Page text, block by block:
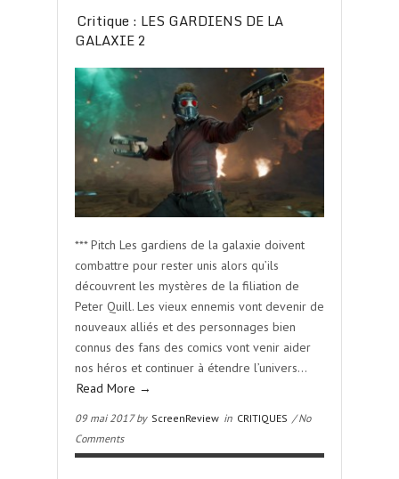
Critique : LES GARDIENS DE LA
GALAXIE 2
*** Pitch Les gardiens de la galaxie doivent
combattre pour rester unis alors qu’ils
découvrent les mystères de la filiation de
Peter Quill. Les vieux ennemis vont devenir de
nouveaux alliés et des personnages bien
connus des fans des comics vont venir aider
nos héros et continuer à étendre l’univers…
Read More →
09 mai 2017 by ScreenReview in CRITIQUES / No
Comments